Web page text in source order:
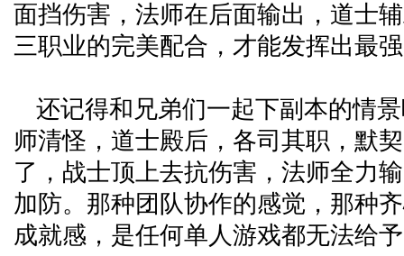
面挡伤害，法师在后面输出，道士
三职业的完美配合，才能发挥出最
还记得和兄弟们一起下副本的情
师清怪，道士殿后，各司其职，默
了，战士顶上去抗伤害，法师全力
加防。那种团队协作的感觉，那种
成就感，是任何单人游戏都无法给